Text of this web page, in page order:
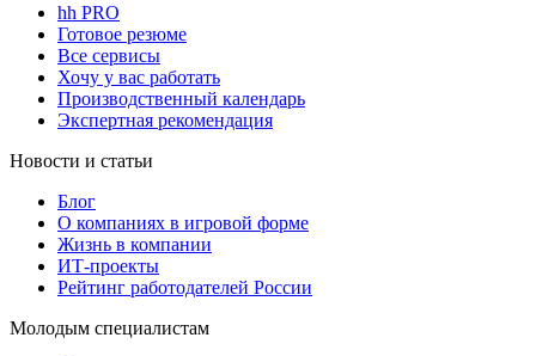
hh PRO
Готовое резюме
Все сервисы
Хочу у вас работать
Производственный календарь
Экспертная рекомендация
Новости и статьи
Блог
О компаниях в игровой форме
Жизнь в компании
ИТ-проекты
Рейтинг работодателей России
Молодым специалистам